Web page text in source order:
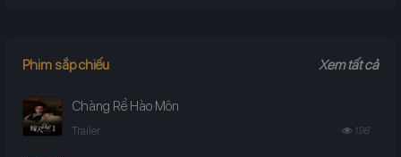
Phim sắp chiếu Xem tất cả
Chàng Rể Hào Môn
Trailer 198